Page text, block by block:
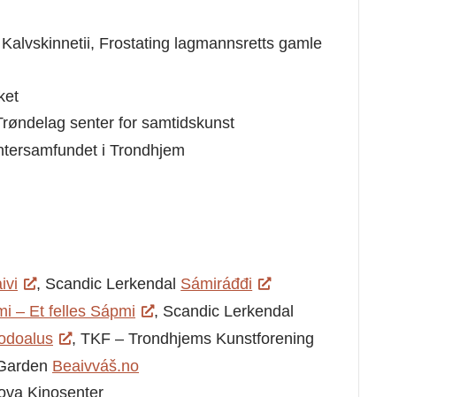
Frostating lagmannsretts gamle
senter for samtidskunst
i Trondhjem
, Scandic Lerkendal Sámiráđđi
– Et felles Sápmi
, Scandic Lerkendal
, TKF – Trondhjems Kunstforening
Beaivváš.no
Kinosenter